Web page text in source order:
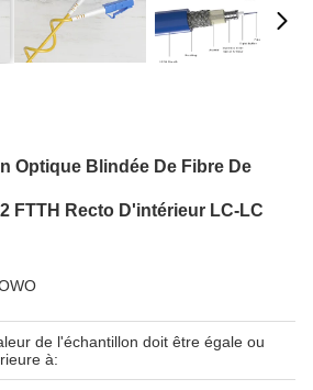
Optique Blindée De Fibre De
FTTH Recto D'intérieur LC-LC
de l'échantillon doit être égale ou
à: